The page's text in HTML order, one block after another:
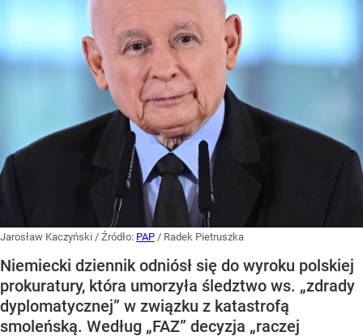
Jarosław Kaczyński / Źródło: PAP / Radek Pietruszka
Niemiecki dziennik odniósł się do wyroku polskiej
prokuratury, która umorzyła śledztwo ws. „zdrady
dyplomatycznej” w związku z katastrofą
smoleńską. Według „FAZ” decyzja „raczej